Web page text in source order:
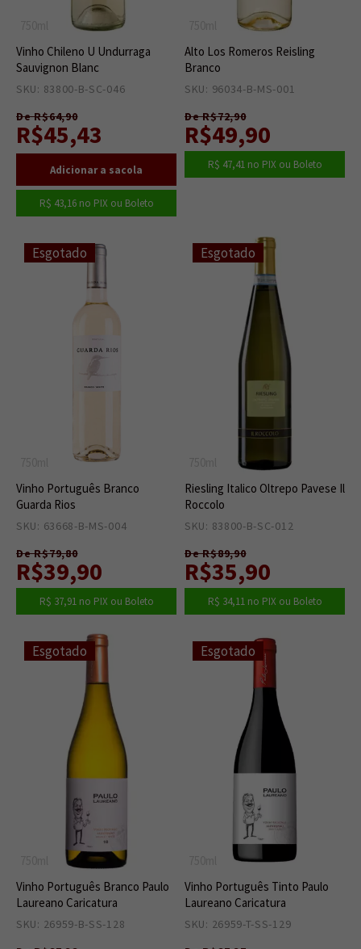
Vinho Chileno U Undurraga
Sauvignon Blanc
SKU: 83800-B-SC-046
De R$64,90
R$45,43
R$ 43,16no PIX ou Boleto
Alto Los Romeros Reisling
Branco
SKU: 96034-B-MS-001
De R$72,90
R$49,90
R$ 47,41no PIX ou Boleto
Esgotado
Vinho Português Branco
Guarda Rios
SKU: 63668-B-MS-004
De R$79,80
R$39,90
R$ 37,91no PIX ou Boleto
Esgotado
Riesling Italico Oltrepo Pavese Il
Roccolo
SKU: 83800-B-SC-012
De R$89,90
R$35,90
R$ 34,11no PIX ou Boleto
Esgotado
Vinho Português Branco Paulo
Laureano Caricatura
SKU: 26959-B-SS-128
Esgotado
Vinho Português Tinto Paulo
Laureano Caricatura
SKU: 26959-T-SS-129